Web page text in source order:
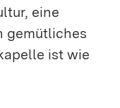
eine
gemütliches
ist wie